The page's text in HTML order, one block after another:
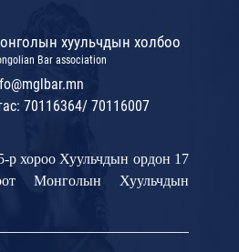
хуульчдын холбоо
Bar association
70116364/ 70116007
р хороо Хуульчдын ордон 17
Монголын Хуульчдын